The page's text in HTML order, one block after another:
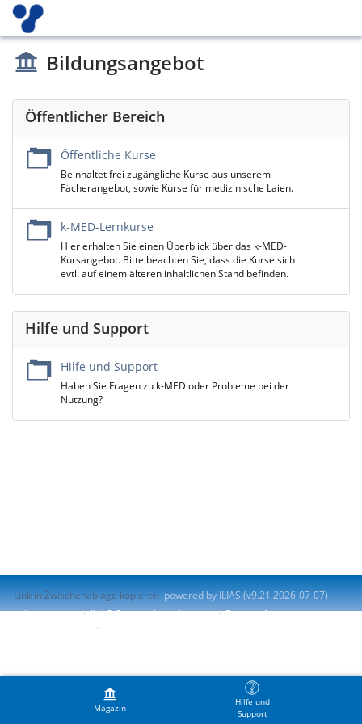
Magazin
Hilfe und
Support
Bildungsangebot
Öffentlicher Bereich
Öffentliche Kurse
Beinhaltet frei zugängliche Kurse aus unserem
Fächerangebot, sowie Kurse für medizinische Laien.
k-MED-Lernkurse
Hier erhalten Sie einen Überblick über das k-MED-
Kursangebot. Bitte beachten Sie, dass die Kurse sich
evtl. auf einem älteren inhaltlichen Stand befinden.
Hilfe und Support
Hilfe und Support
Haben Sie Fragen zu k-MED oder Probleme bei der
Nutzung?
Link in Zwischenablage kopieren powered by ILIAS (v9.21 2026-07-07)
Impressum
ILIAS-Support kontaktieren
Barrierefreiheit